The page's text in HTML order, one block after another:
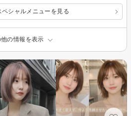
ペシャルメニューを見る
他の情報を表示